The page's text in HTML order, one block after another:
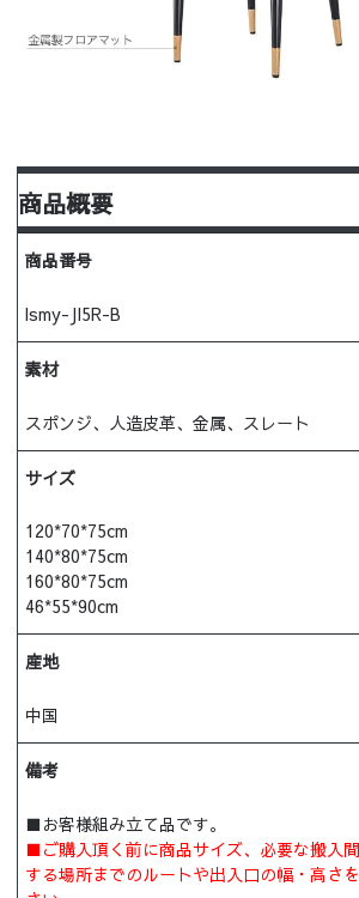
商品概要
商品番号
lsmy-JI5R-B
素材
スポンジ、人造皮革、金属、スレート
サイズ
120*70*75cm
140*80*75cm
160*80*75cm
46*55*90cm
産地
中国
備考
■お客様組み立て品です。
■ご購入頂く前に商品サイズ、必要な搬入
する場所までのルートや出入口の幅・高さ